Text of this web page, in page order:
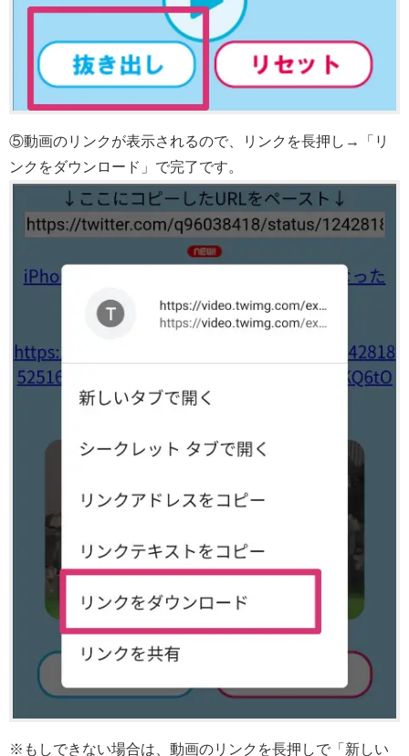
⑤動画のリンクが表示されるので、リンクを長押し→「リ
ンクをダウンロード」で完了です。
※もしできない場合は、動画のリンクを長押しで「新しい